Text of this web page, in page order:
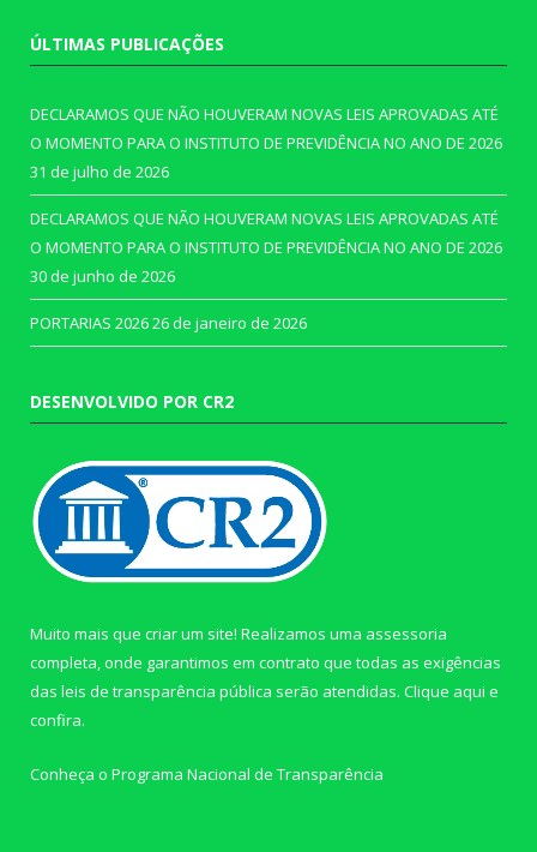
ÚLTIMAS PUBLICAÇÕES
DECLARAMOS QUE NÃO HOUVERAM NOVAS LEIS APROVADAS ATÉ
O MOMENTO PARA O INSTITUTO DE PREVIDÊNCIA NO ANO DE 2026
31 de julho de 2026
DECLARAMOS QUE NÃO HOUVERAM NOVAS LEIS APROVADAS ATÉ
O MOMENTO PARA O INSTITUTO DE PREVIDÊNCIA NO ANO DE 2026
30 de junho de 2026
PORTARIAS 202626 de janeiro de 2026
DESENVOLVIDO POR CR2
Muito mais que criar um site! Realizamos uma assessoria
completa, onde garantimos em contrato que todas as exigências
das leis de transparência pública serão atendidas. Clique aqui e
confira.
Conheça o Programa Nacional de Transparência